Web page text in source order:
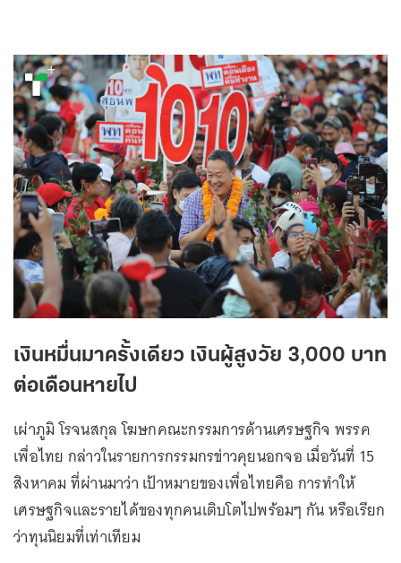
เงินหมื่นมาครั้งเดียว เงินผู้สูงวัย 3,000 บาท
ต่อเดือนหายไป
เผ่าภูมิ โรจนสกุล โฆษกคณะกรรมการด้านเศรษฐกิจ พรรค
เพื่อไทย กล่าวในรายการกรรมกรข่าวคุยนอกจอ เมื่อวันที่ 15
สิงหาคม ที่ผ่านมาว่า เป้าหมายของเพื่อไทยคือ การทำให้
เศรษฐกิจและรายได้ของทุกคนเติบโตไปพร้อมๆ กัน หรือเรียก
ว่าทุนนิยมที่เท่าเทียม